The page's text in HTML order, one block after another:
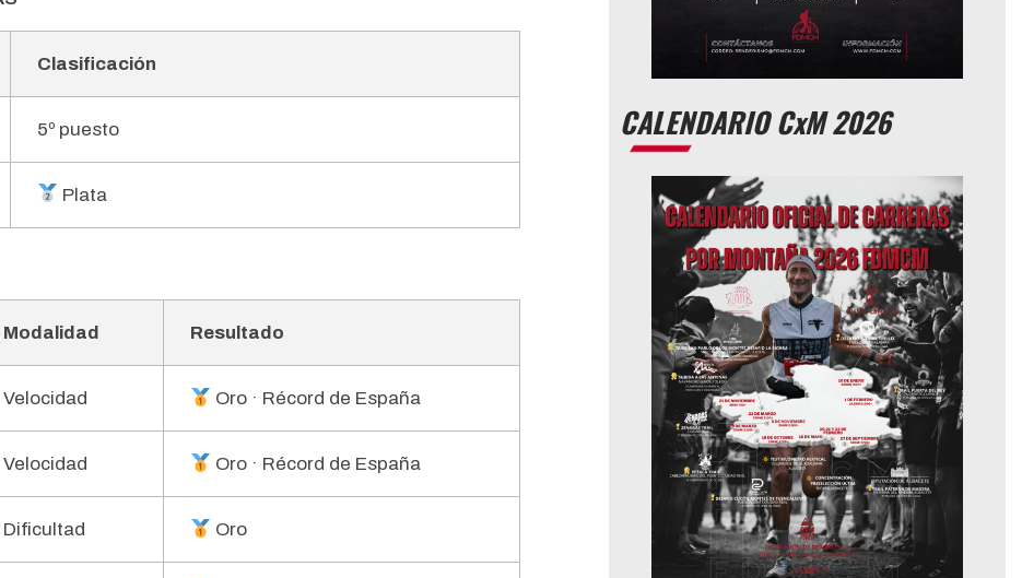
Clasificación
5º puesto
Plata
Modalidad Resultado
Velocidad Oro · Récord de España
Velocidad Oro · Récord de España
Dificultad Oro
CALENDARIO CxM 2026